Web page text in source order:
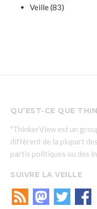
Veille(83)
QU’EST-CE QUE
"ThinkerView est un
diffèrent de la plupart
partis politiques ou des
SUIVRE LA VEILLE